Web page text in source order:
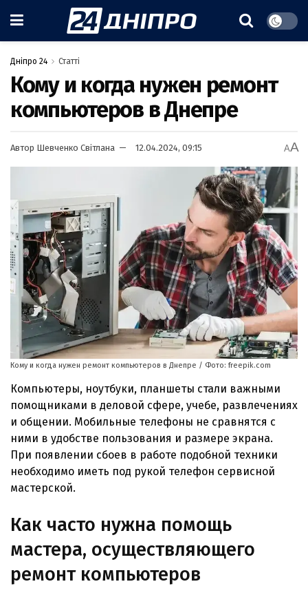
Дніпро 24 Статті
Кому и когда нужен ремонт
компьютеров в Днепре
Автор Шевченко Світлана 12.04.2024, 09:15 AA
Кому и когда нужен ремонт компьютеров в Днепре / Фото: freepik.com
Компьютеры, ноутбуки, планшеты стали важными
помощниками в деловой сфере, учебе, развлечениях
и общении. Мобильные телефоны не сравнятся с
ними в удобстве пользования и размере экрана.
При появлении сбоев в работе подобной техники
необходимо иметь под рукой телефон сервисной
мастерской.
Как часто нужна помощь
мастера, осуществляющего
ремонт компьютеров